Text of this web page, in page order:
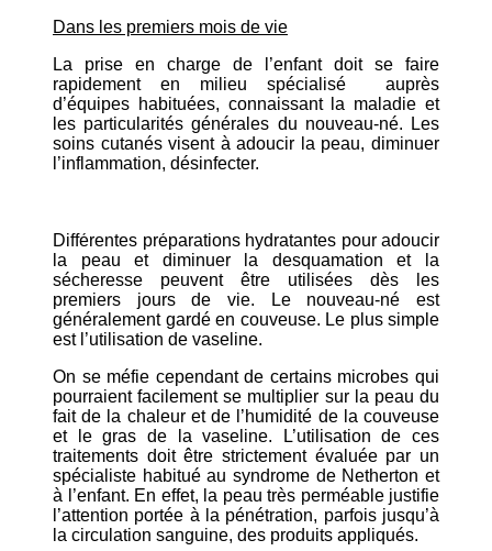
Dans les premiers mois de vie
La prise en charge de l’enfant doit se faire
rapidement en milieu spécialisé auprès
d’équipes habituées, connaissant la maladie et
les particularités générales du nouveau-né. Les
soins cutanés visent à adoucir la peau, diminuer
l’inflammation, désinfecter.
Différentes préparations hydratantes pour adoucir
la peau et diminuer la desquamation et la
sécheresse peuvent être utilisées dès les
premiers jours de vie. Le nouveau-né est
généralement gardé en couveuse. Le plus simple
est l’utilisation de vaseline.
On se méfie cependant de certains microbes qui
pourraient facilement se multiplier sur la peau du
fait de la chaleur et de l’humidité de la couveuse
et le gras de la vaseline. L’utilisation de ces
traitements doit être strictement évaluée par un
spécialiste habitué au syndrome de Netherton et
à l’enfant. En effet, la peau très perméable justifie
l’attention portée à la pénétration, parfois jusqu’à
la circulation sanguine, des produits appliqués.